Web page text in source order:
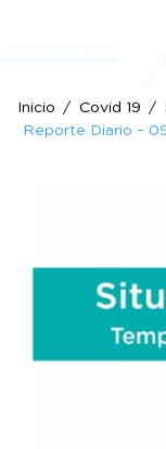
Inicio Covid 19
Reporte Diario –